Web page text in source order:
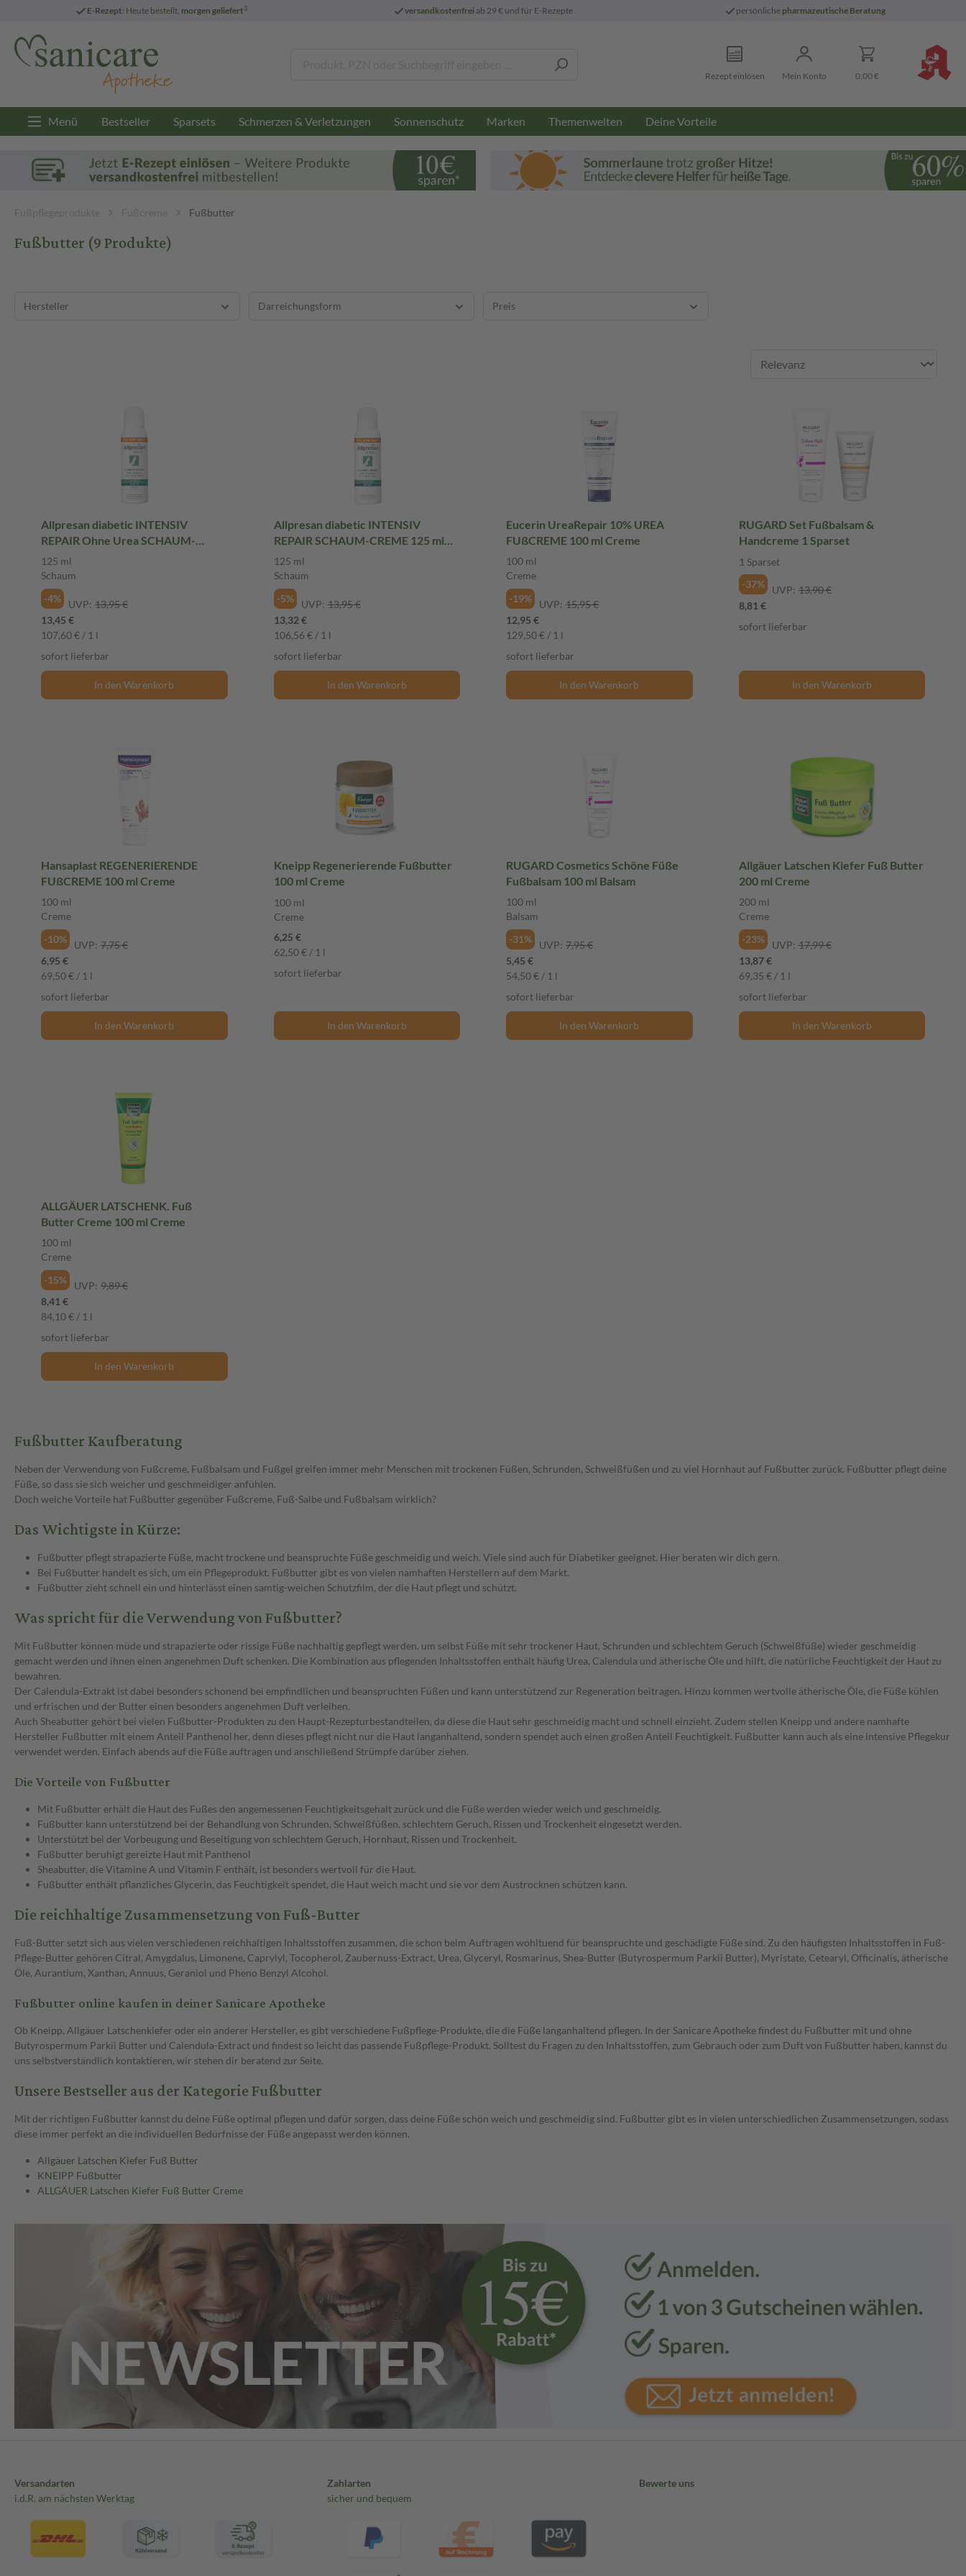
E-Rezept: Heute bestellt, morgen geliefert3 versandkostenfreiab 29 € und für E-Rezepte persönliche pharmazeutische Beratung
Rezept einlösen Mein Konto 0,00 €
Menü Bestseller Sparsets Schmerzen & Verletzungen Sonnenschutz Marken Themenwelten Deine Vorteile
Fußpflegeprodukte Fußcreme Fußbutter
Fußbutter(9 Produkte)
Fußbutter Kaufberatung
Neben der Verwendung von Fußcreme, Fußbalsam und Fußgel greifen immer mehr Menschen mit trockenen Füßen, Schrunden, Schweißfüßen und zu viel Hornhaut auf Fußbutter zurück. Fußbutter pflegt deine
Füße, so dass sie sich weicher und geschmeidiger anfühlen.
Doch welche Vorteile hat Fußbutter gegenüber Fußcreme, Fuß-Salbe und Fußbalsam wirklich?
Das Wichtigste in Kürze:
Fußbutter pflegt strapazierte Füße, macht trockene und beanspruchte Füße geschmeidig und weich. Viele sind auch für Diabetiker geeignet. Hier beraten wir dich gern.
Bei Fußbutter handelt es sich, um ein Pflegeprodukt. Fußbutter gibt es von vielen namhaften Herstellern auf dem Markt.
Fußbutter zieht schnell ein und hinterlässt einen samtig-weichen Schutzfilm, der die Haut pflegt und schützt.
Was spricht für die Verwendung von Fußbutter?
Mit Fußbutter können müde und strapazierte oder rissige Füße nachhaltig gepflegt werden, um selbst Füße mit sehr trockener Haut, Schrunden und schlechtem Geruch (Schweißfüße) wieder geschmeidig
gemacht werden und ihnen einen angenehmen Duft schenken. Die Kombination aus pflegenden Inhaltsstoffen enthält häufig Urea, Calendula und ätherische Öle und hilft, die natürliche Feuchtigkeit der Haut zu
bewahren.
Der Calendula-Extrakt ist dabei besonders schonend bei empfindlichen und beanspruchten Füßen und kann unterstützend zur Regeneration beitragen. Hinzu kommen wertvolle ätherische Öle, die Füße kühlen
und erfrischen und der Butter einen besonders angenehmen Duft verleihen.
Auch Sheabutter gehört bei vielen Fußbutter-Produkten zu den Haupt-Rezepturbestandteilen, da diese die Haut sehr geschmeidig macht und schnell einzieht. Zudem stellen Kneipp und andere namhafte
Hersteller Fußbutter mit einem Anteil Panthenol her, denn dieses pflegt nicht nur die Haut langanhaltend, sondern spendet auch einen großen Anteil Feuchtigkeit. Fußbutter kann auch als eine intensive Pflegekur
verwendet werden. Einfach abends auf die Füße auftragen und anschließend Strümpfe darüber ziehen.
Die Vorteile von Fußbutter
Mit Fußbutter erhält die Haut des Fußes den angemessenen Feuchtigkeitsgehalt zurück und die Füße werden wieder weich und geschmeidig.
Fußbutter kann unterstützend bei der Behandlung von Schrunden, Schweißfüßen, schlechtem Geruch, Rissen und Trockenheit eingesetzt werden.
Unterstützt bei der Vorbeugung und Beseitigung von schlechtem Geruch, Hornhaut, Rissen und Trockenheit.
Fußbutter beruhigt gereizte Haut mit Panthenol
Sheabutter, die Vitamine A und Vitamin F enthält, ist besonders wertvoll für die Haut.
Fußbutter enthält pflanzliches Glycerin, das Feuchtigkeit spendet, die Haut weich macht und sie vor dem Austrocknen schützen kann.
Die reichhaltige Zusammensetzung von Fuß-Butter
Fuß-Butter setzt sich aus vielen verschiedenen reichhaltigen Inhaltsstoffen zusammen, die schon beim Auftragen wohltuend für beanspruchte und geschädigte Füße sind. Zu den häufigsten Inhaltsstoffen in Fuß-
Pflege-Butter gehören Citral, Amygdalus, Limonene, Caprylyl, Tocopherol, Zaubernuss-Extract, Urea, Glyceryl, Rosmarinus, Shea-Butter (Butyrospermum Parkii Butter), Myristate, Cetearyl, Officinalis, ätherische
Öle, Aurantium, Xanthan, Annuus, Geraniol und Pheno Benzyl Alcohol.
Fußbutter online kaufen in deiner Sanicare Apotheke
Ob Kneipp, Allgäuer Latschenkiefer oder ein anderer Hersteller, es gibt verschiedene Fußpflege-Produkte, die die Füße langanhaltend pflegen. In der Sanicare Apotheke findest du Fußbutter mit und ohne
Butyrospermum Parkii Butter und Calendula-Extract und findest so leicht das passende Fußpflege-Produkt. Solltest du Fragen zu den Inhaltsstoffen, zum Gebrauch oder zum Duft von Fußbutter haben, kannst du
uns selbstverständlich kontaktieren, wir stehen dir beratend zur Seite.
Unsere Bestseller aus der Kategorie Fußbutter
Mit der richtigen Fußbutter kannst du deine Füße optimal pflegen und dafür sorgen, dass deine Füße schön weich und geschmeidig sind. Fußbutter gibt es in vielen unterschiedlichen Zusammensetzungen, sodass
diese immer perfekt an die individuellen Bedürfnisse der Füße angepasst werden können.
Allgäuer Latschen Kiefer Fuß Butter
KNEIPP Fußbutter
ALLGÄUER Latschen Kiefer Fuß Butter Creme
Hersteller Darreichungsform Preis
Allpresan diabetic INTENSIV
REPAIR Ohne Urea SCHAUM-
CREME 125 ml Schaum
125 ml
Schaum
-4%
UVP: 13,95 €
13,45 €
107,60 € / 1 l
sofort lieferbar
In den Warenkorb
Allpresan diabetic INTENSIV
REPAIR SCHAUM-CREME 125 ml
Schaum
125 ml
Schaum
-5%
UVP: 13,95 €
13,32 €
106,56 € / 1 l
sofort lieferbar
In den Warenkorb
Eucerin UreaRepair 10% UREA
FUßCREME 100 ml Creme
100 ml
Creme
-19%
UVP: 15,95 €
12,95 €
129,50 € / 1 l
sofort lieferbar
In den Warenkorb
RUGARD Set Fußbalsam &
Handcreme 1 Sparset
1 Sparset
-37%
UVP: 13,90 €
8,81 €
sofort lieferbar
In den Warenkorb
Hansaplast REGENERIERENDE
FUßCREME 100 ml Creme
100 ml
Creme
-10%
UVP: 7,75 €
6,95 €
69,50 € / 1 l
sofort lieferbar
In den Warenkorb
Kneipp Regenerierende Fußbutter
100 ml Creme
100 ml
Creme
6,25 €
62,50 € / 1 l
sofort lieferbar
In den Warenkorb
RUGARD Cosmetics Schöne Füße
Fußbalsam 100 ml Balsam
100 ml
Balsam
-31%
UVP: 7,95 €
5,45 €
54,50 € / 1 l
sofort lieferbar
In den Warenkorb
Allgäuer Latschen Kiefer Fuß Butter
200 ml Creme
200 ml
Creme
-23%
UVP: 17,99 €
13,87 €
69,35 € / 1 l
sofort lieferbar
In den Warenkorb
ALLGÄUER LATSCHENK. Fuß
Butter Creme 100 ml Creme
100 ml
Creme
-15%
UVP: 9,89 €
8,41 €
84,10 € / 1 l
sofort lieferbar
In den Warenkorb
Versandarten
i.d.R. am nächsten Werktag
Zahlarten
sicher und bequem
Bewerte uns